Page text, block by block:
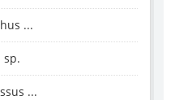
...
sp.
...